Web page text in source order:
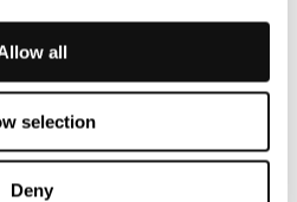
all
selection
Deny
datorer och maskiner.
Kina och Indien. TerraNet Holding
First North Premier.